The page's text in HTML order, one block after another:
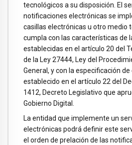
tecnológicos a su disposición. El
notificaciones electrónicas se
casillas electrónicas u otro medio
cumpla con las características de
establecidas en el artículo 20 del
de la Ley 27444, Ley del
General, y con la especificación de
establecido en el artículo 22 del
1412, Decreto Legislativo que
Gobierno Digital.
La entidad que implemente un
electrónicas podrá definir este
el orden de prelación de las